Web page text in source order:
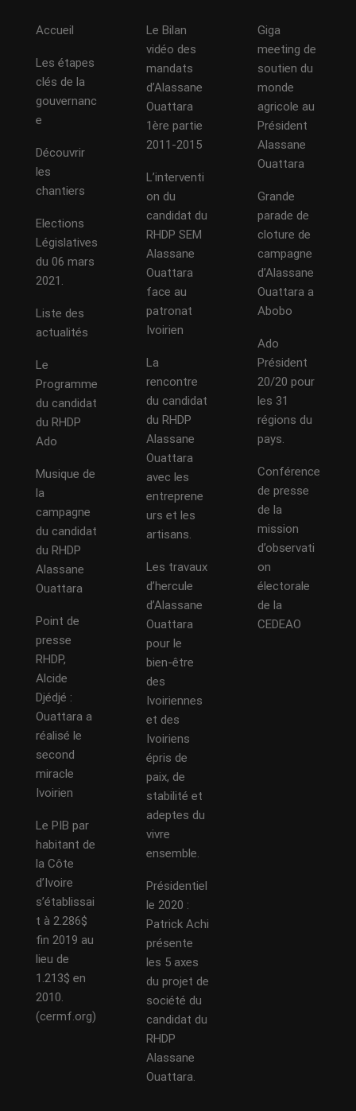
Accueil
Les étapes
clés de la
gouvernanc
e
Découvrir
les
chantiers
Elections
Législatives
du 06 mars
2021.
Liste des
actualités
Le
Programme
du candidat
du RHDP
Ado
Musique de
la
campagne
du candidat
du RHDP
Alassane
Ouattara
Point de
presse
RHDP,
Alcide
Djédjé :
Ouattara a
réalisé le
second
miracle
Ivoirien
Le PIB par
habitant de
la Côte
d’Ivoire
s’établissai
t à 2.286$
fin 2019 au
lieu de
1.213$ en
2010.
(cermf.org)
Le Bilan
vidéo des
mandats
d’Alassane
Ouattara
1ère partie
2011-2015
L’interventi
on du
candidat du
RHDP SEM
Alassane
Ouattara
face au
patronat
Ivoirien
La
rencontre
du candidat
du RHDP
Alassane
Ouattara
avec les
entreprene
urs et les
artisans.
Les travaux
d’hercule
d’Alassane
Ouattara
pour le
bien-être
des
Ivoiriennes
et des
Ivoiriens
épris de
paix, de
stabilité et
adeptes du
vivre
ensemble.
Présidentiel
le 2020 :
Patrick Achi
présente
les 5 axes
du projet de
société du
candidat du
RHDP
Alassane
Ouattara.
Giga
meeting de
soutien du
monde
agricole au
Président
Alassane
Ouattara
Grande
parade de
cloture de
campagne
d’Alassane
Ouattara a
Abobo
Ado
Président
20/20 pour
les 31
régions du
pays.
Conférence
de presse
de la
mission
d’observati
on
électorale
de la
CEDEAO